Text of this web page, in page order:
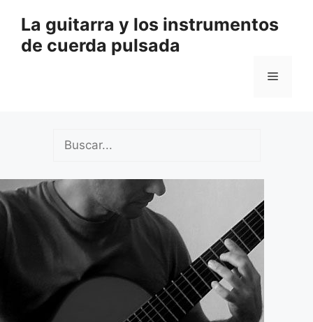
contenido
La guitarra y los instrumentos
de cuerda pulsada
Menú